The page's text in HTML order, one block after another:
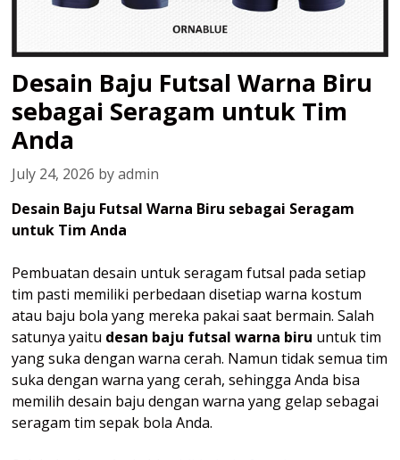
Desain Baju Futsal Warna Biru
sebagai Seragam untuk Tim
Anda
July 24, 2026 byadmin
Desain Baju Futsal Warna Biru sebagai Seragam
untuk Tim Anda
Pembuatan desain untuk seragam futsal pada setiap
tim pasti memiliki perbedaan disetiap warna kostum
atau baju bola yang mereka pakai saat bermain. Salah
satunya yaitu desan baju futsal warna biru untuk tim
yang suka dengan warna cerah. Namun tidak semua tim
suka dengan warna yang cerah, sehingga Anda bisa
memilih desain baju dengan warna yang gelap sebagai
seragam tim sepak bola Anda.